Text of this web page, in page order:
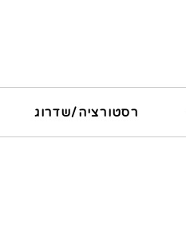
רסטורציה/שדרוג